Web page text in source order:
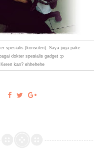
spesialis (konsulen). Saya juga pake
dokter spesialis gadget :p
Keren kan? ehhehehe